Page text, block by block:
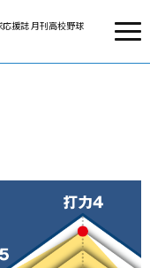
援誌 月刊高校野球